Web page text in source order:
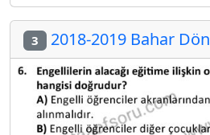
3 2018-2019 Bahar